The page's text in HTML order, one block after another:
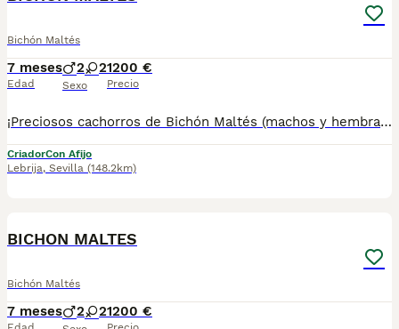
Bichón Maltés
7 meses
Edad
2 2
Sexo
1200 €
Precio
¡Preciosos cachorros de Bichón Maltés (machos y hembras) disponibles! ❤️ El Bichón Maltés es una raza elegante y encantadora, famosa por su pelaje blanco, largo y sedoso, que le da un aspecto de peluche vivo. Son perros pequeños, extremadamente cariñosos, alegres, inteligentes y muy apegados a su familia. Hipoalergénicos (apenas sueltan pelo), ideales para apartamentos, personas con alergias y como compañeros inseparables. Criados con mucho cariño en ambiente familiar, con socialización desde pequeños para que sean equilibrados y afectuosos. Nuestros cachorros se entregan revisados por veterinario y con: • Chip • Pasaporte y cartilla sanitaria • Vacunados y desparasitados • Contrato con garantías víricas y congénitas 📸 Para ver más fotos y vídeos reales de nuestros cachorros, síguenos en Instagram: @mimascotasdelsur057 Somos Mascotas del Sur, ubicados en Sevilla. 📞 Contacto: 611723226 Realizamos envíos a toda España y Gibraltar (precio del envío no incluido en el del cachorro). Posibilidad de recogida directa en nuestras instalaciones o envío seguro. Disponemos de videollamada para que conozcas al cachorro antes de la reserva. Ofrecemos posibilidad de reserva y pago contrareembolso. El precio indicado en el anuncio es real. Solo atendemos a personas realmente interesadas en ofrecer un buen hogar. 🏡💕 #BichonMaltes #Maltese #CachorrosBichonMaltes #BichonMaltesPuppy #MaltesePuppy #PerrosPequeños #CachorrosEnVenta #CachorrosEspaña #PerrosSevilla #PerrosHipoalergenicos #MascotasSevilla #CachorroAdorable #BichonMaltesBlanco #MalteseLovers #PerrosDeRaza #BichonToy #MalteseOfInstagram #PerrosCariñosos #MascotasDelSur #Cachorros2026
CriadorCon Afijo
Lebrija, Sevilla (148.2km)
BICHON MALTES
Bichón Maltés
7 meses 2 21200 €